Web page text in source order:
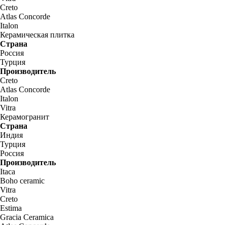
Creto
Atlas Concorde
Italon
Керамическая плитка
Страна
Россия
Турция
Производитель
Creto
Atlas Concorde
Italon
Vitra
Керамогранит
Страна
Индия
Турция
Россия
Производитель
Itaca
Boho ceramic
Vitra
Creto
Estima
Gracia Ceramica